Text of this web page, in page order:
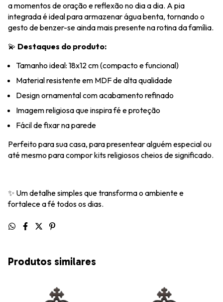
a momentos de oração e reflexão no dia a dia. A pia
integrada é ideal para armazenar água benta, tornando o
gesto de benzer-se ainda mais presente na rotina da família.
💫 Destaques do produto:
Tamanho ideal: 18x12 cm (compacto e funcional)
Material resistente em MDF de alta qualidade
Design ornamental com acabamento refinado
Imagem religiosa que inspira fé e proteção
Fácil de fixar na parede
Perfeito para sua casa, para presentear alguém especial ou
até mesmo para compor kits religiosos cheios de significado.
✨ Um detalhe simples que transforma o ambiente e
fortalece a fé todos os dias.
Produtos similares